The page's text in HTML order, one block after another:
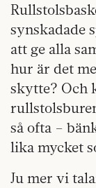
synskadade
att ge alla
hur är det
skytte? Och
så ofta –
lika mycket
Ju mer vi